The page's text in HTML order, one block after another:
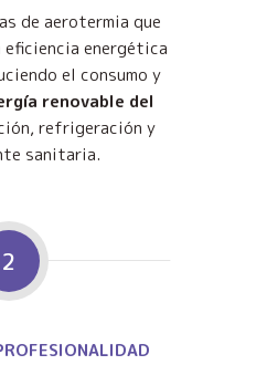
de aerotermia que
energética
el consumo y
renovable del
refrigeración y
sanitaria.
2